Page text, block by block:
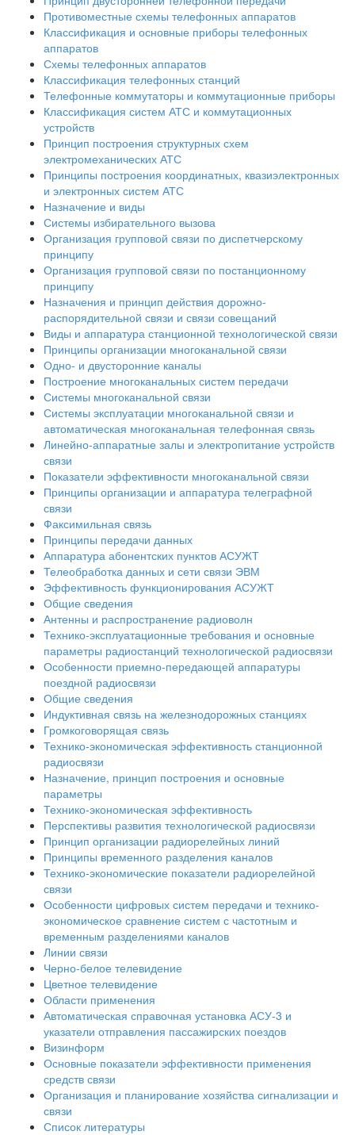
Противоместные схемы телефонных аппаратов
Классификация и основные приборы телефонных
аппаратов
Схемы телефонных аппаратов
Классификация телефонных станций
Телефонные коммутаторы и коммутационные приборы
Классификация систем АТС и коммутационных
устройств
Принцип построения структурных схем
электромеханических АТС
Принципы построения координатных, квазиэлектронных
и электронных систем АТС
Назначение и виды
Системы избирательного вызова
Организация групповой связи по диспетчерскому
принципу
Организация групповой связи по постанционному
принципу
Назначения и принцип действия дорожно-
распорядительной связи и связи совещаний
Виды и аппаратура станционной технологической связи
Принципы организации многоканальной связи
Одно- и двусторонние каналы
Построение многоканальных систем передачи
Системы многоканальной связи
Системы эксплуатации многоканальной связи и
автоматическая многоканальная телефонная связь
Линейно-аппаратные залы и электропитание устройств
связи
Показатели эффективности многоканальной связи
Принципы организации и аппаратура телеграфной
связи
Факсимильная связь
Принципы передачи данных
Аппаратура абонентских пунктов АСУЖТ
Телеобработка данных и сети связи ЭВМ
Эффективность функционирования АСУЖТ
Общие сведения
Антенны и распространение радиоволн
Технико-эксплуатационные требования и основные
параметры радиостанций технологической радиосвязи
Особенности приемно-передающей аппаратуры
поездной радиосвязи
Общие сведения
Индуктивная связь на железнодорожных станциях
Громкоговорящая связь
Технико-экономическая эффективность станционной
радиосвязи
Назначение, принцип построения и основные
параметры
Технико-экономическая эффективность
Перспективы развития технологической радиосвязи
Принцип организации радиорелейных линий
Принципы временного разделения каналов
Технико-экономические показатели радиорелейной
связи
Особенности цифровых систем передачи и технико-
экономическое сравнение систем с частотным и
временным разделениями каналов
Линии связи
Черно-белое телевидение
Цветное телевидение
Области применения
Автоматическая справочная установка АСУ-3 и
указатели отправления пассажирских поездов
Визинформ
Основные показатели эффективности применения
средств связи
Организация и планирование хозяйства сигнализации и
связи
Список литературы